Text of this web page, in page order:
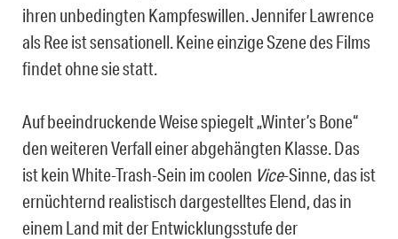
ihren unbedingten Kampfeswillen. Jennifer Lawrence
als Ree ist sensationell. Keine einzige Szene des Films
findet ohne sie statt.
Auf beeindruckende Weise spiegelt „Winter’s Bone“
den weiteren Verfall einer abgehängten Klasse. Das
ist kein White-Trash-Sein im coolen Vice-Sinne, das ist
ernüchternd realistisch dargestelltes Elend, das in
einem Land mit der Entwicklungsstufe der